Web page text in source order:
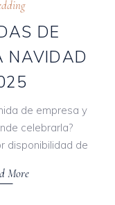
DE
NAVIDAD
de empresa y
celebrarla?
disponibilidad de
More